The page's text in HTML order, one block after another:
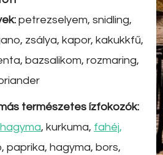
petrezselyem, snidling,
zsálya, kapor, kakukkfű,
bazsalikom, rozmaring,
természetes ízfokozók:
, kurkuma, fahéj,
paprika, hagyma, bors,